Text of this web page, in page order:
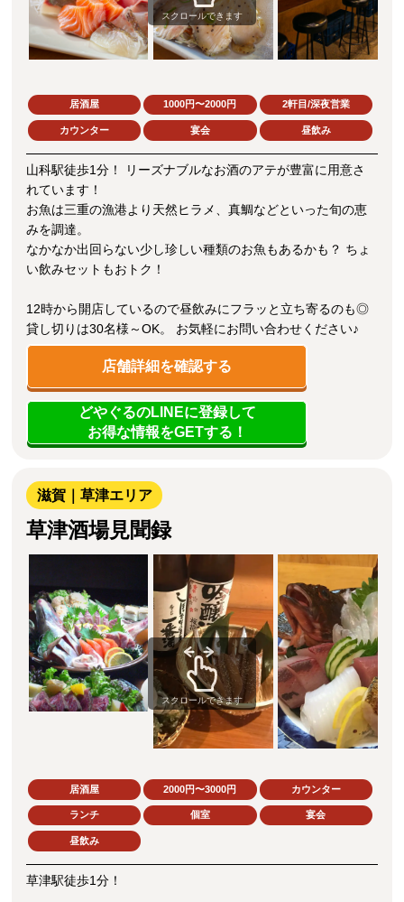
スクロールできます
居酒屋 1000円〜2000円 2軒目/深夜営業
カウンター 宴会 昼飲み
山科駅徒歩1分！ リーズナブルなお酒のアテが豊富に用意さ
れています！
お魚は三重の漁港より天然ヒラメ、真鯛などといった旬の恵
みを調達。
なかなか出回らない少し珍しい種類のお魚もあるかも？ ちょ
い飲みセットもおトク！
12時から開店しているので昼飲みにフラッと立ち寄るのも◎
貸し切りは30名様～OK。 お気軽にお問い合わせください♪
店舗詳細を確認する
どやぐるのLINEに登録して
お得な情報をGETする！
滋賀｜草津エリア
草津酒場見聞録
スクロールできます
居酒屋 2000円〜3000円 カウンター
ランチ 個室 宴会
昼飲み
草津駅徒歩1分！